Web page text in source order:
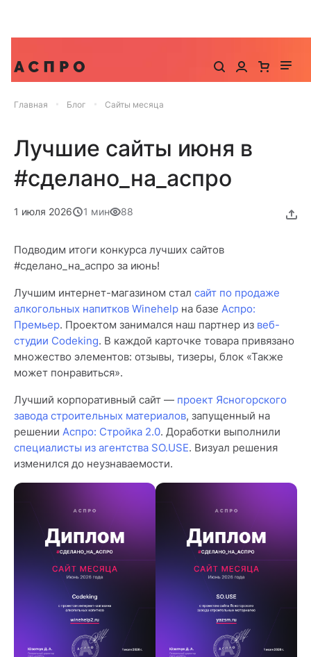
Главная Блог Сайты месяца
Лучшие сайты июня в
#сделано_на_аспро
1 июля 2026 1 мин 88
Подводим итоги конкурса лучших сайтов
#сделано_на_аспро за июнь!
Лучшим интернет-магазином стал сайт по продаже
алкогольных напитков Winehelp на базе Аспро:
Премьер. Проектом занимался наш партнер из веб-
студии Codeking. В каждой карточке товара привязано
множество элементов: отзывы, тизеры, блок «Также
может понравиться».
Лучший корпоративный сайт — проект Ясногорского
завода строительных материалов, запущенный на
решении Аспро: Стройка 2.0. Доработки выполнили
специалисты из агентства SO.USE. Визуал решения
изменился до неузнаваемости.